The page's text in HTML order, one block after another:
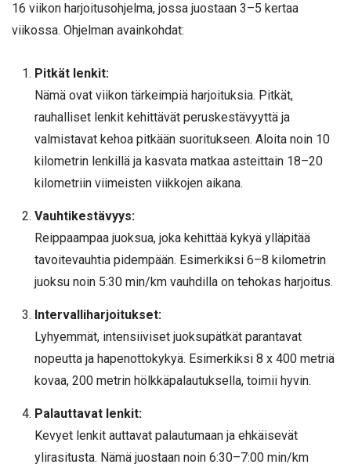
16 viikon harjoitusohjelma, jossa juostaan 3–5 kertaa
viikossa. Ohjelman avainkohdat:
Pitkät lenkit:
Nämä ovat viikon tärkeimpiä harjoituksia. Pitkät,
rauhalliset lenkit kehittävät peruskestävyyttä ja
valmistavat kehoa pitkään suoritukseen. Aloita noin 10
kilometrin lenkillä ja kasvata matkaa asteittain 18–20
kilometriin viimeisten viikkojen aikana.
Vauhtikestävyys:
Reippaampaa juoksua, joka kehittää kykyä ylläpitää
tavoitevauhtia pidempään. Esimerkiksi 6–8 kilometrin
juoksu noin 5:30 min/km vauhdilla on tehokas harjoitus.
Intervalliharjoitukset:
Lyhyemmät, intensiiviset juoksupätkät parantavat
nopeutta ja hapenottokykyä. Esimerkiksi 8 x 400 metriä
kovaa, 200 metrin hölkkäpalautuksella, toimii hyvin.
Palauttavat lenkit:
Kevyet lenkit auttavat palautumaan ja ehkäisevät
ylirasitusta. Nämä juostaan noin 6:30–7:00 min/km